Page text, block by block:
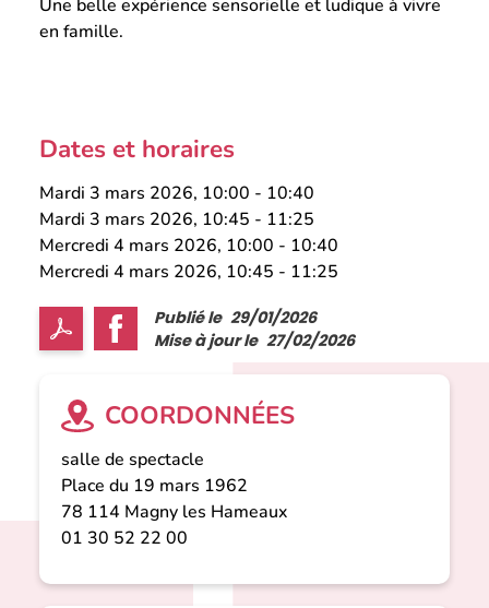
Une belle expérience sensorielle et ludique à vivre
en famille.
Dates et horaires
Mardi 3 mars 2026, 10:00 - 10:40
Mardi 3 mars 2026, 10:45 - 11:25
Mercredi 4 mars 2026, 10:00 - 10:40
Mercredi 4 mars 2026, 10:45 - 11:25
Publié le 29/01/2026
Mise à jour le 27/02/2026
COORDONNÉES
salle de spectacle
Place du 19 mars 1962
78 114 Magny les Hameaux
01 30 52 22 00